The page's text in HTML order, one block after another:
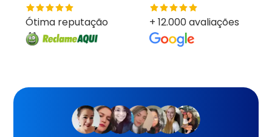
Ótima reputação + 12.000 avaliações